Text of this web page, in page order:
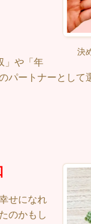
決
」や「年
パートナーとして
せになれ
のかもし